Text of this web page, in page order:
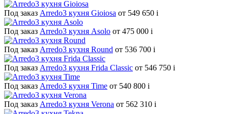
Под заказ Arredo3 кухня Gioiosa от 549 650 i
Под заказ Arredo3 кухня Asolo от 475 000 i
Под заказ Arredo3 кухня Round от 536 700 i
Под заказ Arredo3 кухня Frida Classic от 546 750 i
Под заказ Arredo3 кухня Time от 540 800 i
Под заказ Arredo3 кухня Verona от 562 310 i